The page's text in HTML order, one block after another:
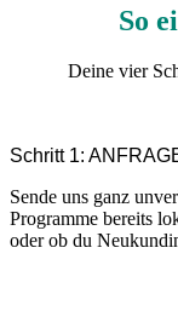
So
Deine vier
Schritt 1:
Sende uns ganz
Programme bereits
oder ob du